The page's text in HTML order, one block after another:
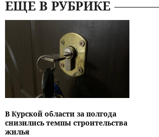
ЕЩЕ В РУБРИКЕ
В Курской области за полгода
снизились темпы строительства
жилья